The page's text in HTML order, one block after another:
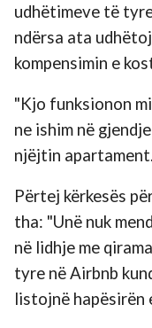
udhëtimeve të
ndërsa ata
kompensimin e
"Kjo funksionon
ne ishim në
njëjtin
Përtej kërkesës
tha: "Unë nuk
në lidhje me
tyre në Airbnb
listojnë hapësirën